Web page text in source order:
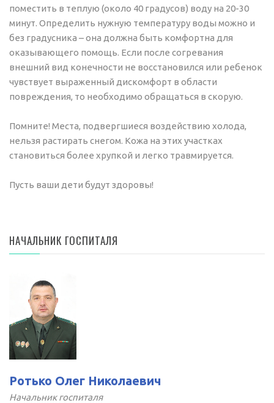
поместить в теплую (около 40 градусов) воду на 20-30
минут. Определить нужную температуру воды можно и
без градусника – она должна быть комфортна для
оказывающего помощь. Если после согревания
внешний вид конечности не восстановился или ребенок
чувствует выраженный дискомфорт в области
повреждения, то необходимо обращаться в скорую.
Помните! Места, подвергшиеся воздействию холода,
нельзя растирать снегом. Кожа на этих участках
становиться более хрупкой и легко травмируется.
Пусть ваши дети будут здоровы!
НАЧАЛЬНИК ГОСПИТАЛЯ
Ротько Олег Николаевич
Начальник госпиталя